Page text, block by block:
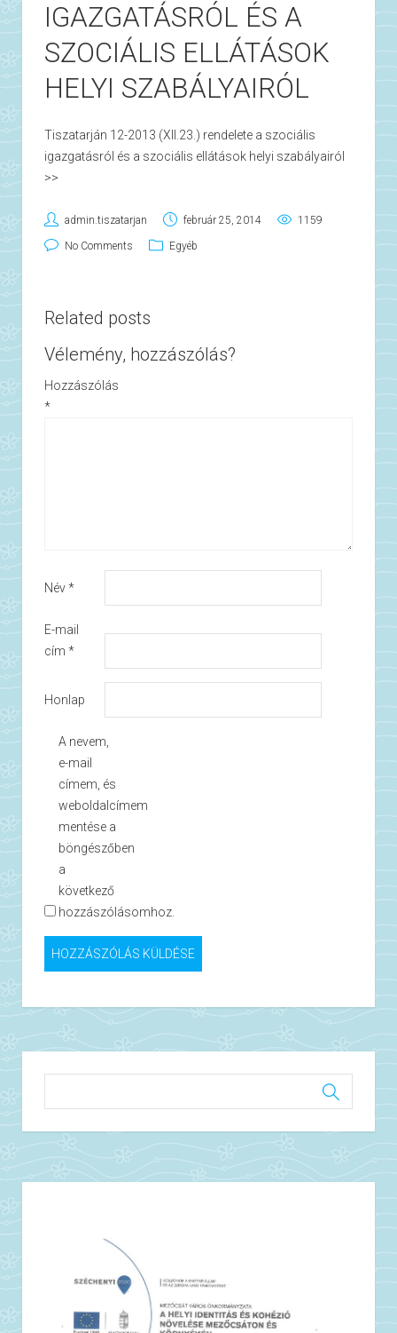
IGAZGATÁSRÓL ÉS A
SZOCIÁLIS ELLÁTÁSOK
HELYI SZABÁLYAIRÓL
Tiszatarján 12-2013 (XII.23.) rendelete a szociális
igazgatásról és a szociális ellátások helyi szabályairól
>>
admin.tiszatarjan február 25, 2014 1159
No Comments Egyéb
Related posts
Vélemény, hozzászólás?
Hozzászólás
*
Név*
E-mail
cím *
Honlap
A nevem,
e-mail
címem, és
weboldalcímem
mentése a
böngészőben
a
következő
hozzászólásomhoz.